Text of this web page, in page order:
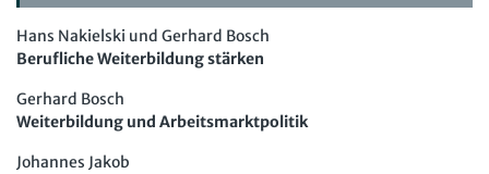
Schwerbehindertenrecht und Inklusion
Arbeit und Recht
Soziales Recht
Hans Nakielski und Gerhard Bosch
Berufliche Weiterbildung stärken
Gerhard Bosch
Weiterbildung und Arbeitsmarktpolitik
Johannes Jakob